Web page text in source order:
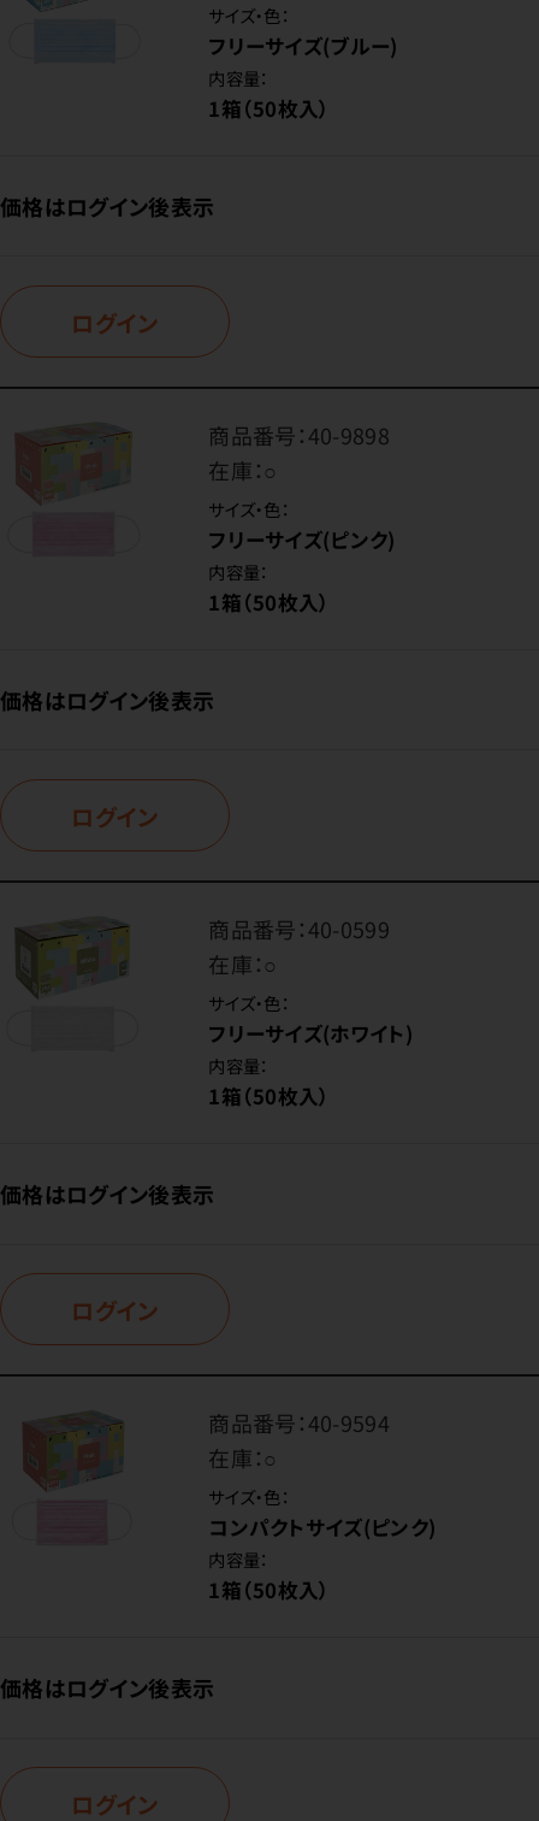
サイズ・色：
フリーサイズ(ブルー)
内容量：
1箱（50枚入）
価格はログイン後表示
ログイン
商品番号：40-9898
在庫：○
サイズ・色：
フリーサイズ(ピンク)
内容量：
1箱（50枚入）
価格はログイン後表示
ログイン
商品番号：40-0599
在庫：○
サイズ・色：
フリーサイズ(ホワイト)
内容量：
1箱（50枚入）
価格はログイン後表示
ログイン
商品番号：40-9594
在庫：○
サイズ・色：
コンパクトサイズ(ピンク)
内容量：
1箱（50枚入）
価格はログイン後表示
ログイン